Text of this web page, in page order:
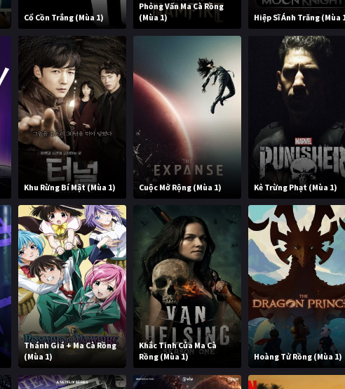
Cổ Cồn Trắng (Mùa 1)
Phỏng Vấn Ma Cà Rồng
(Mùa 1)
Hiệp Sĩ Ánh Trăng (Mùa
Khu Rừng Bí Mật (Mùa 1) Cuộc Mở Rộng (Mùa 1) Kẻ Trừng Phạt (Mùa 1)
Thánh Giá + Ma Cà Rồng
(Mùa 1)
Khắc Tinh Của Ma Cà
Rồng (Mùa 1)
Hoàng Tử Rồng (Mùa 1)